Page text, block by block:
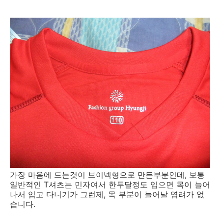
가장 마음에 드는것이 브이넥형으로 만든부분인데, 보통
일반적인 T셔츠는 민자여서 한두달정도 입으면 목이 늘어
나서 입고 다니기가 그런제, 목 부분이 늘어날 염려가 없
습니다.